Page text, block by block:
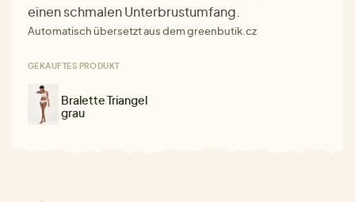
einen schmalen Unterbrustumfang.
Automatisch übersetzt aus dem greenbutik.cz
GEKAUFTES PRODUKT
Bralette Triangel
grau